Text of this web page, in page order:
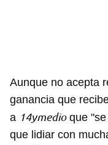
Aunque no acepta
ganancia que
a 14ymedioque "se
que lidiar con